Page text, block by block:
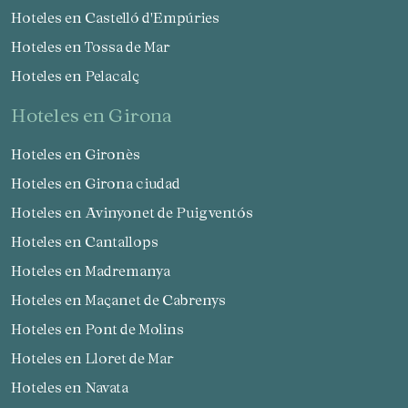
Hoteles en Castelló d'Empúries
Hoteles en Tossa de Mar
Hoteles en Pelacalç
hoteles en Girona
Hoteles en Gironès
Hoteles en Girona ciudad
Hoteles en Avinyonet de Puigventós
Hoteles en Cantallops
Hoteles en Madremanya
Hoteles en Maçanet de Cabrenys
Hoteles en Pont de Molins
Hoteles en Lloret de Mar
Hoteles en Navata